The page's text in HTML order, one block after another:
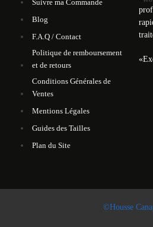
Suivre ma Commande
Blog
F.A.Q / Contact
Politique de remboursement
et de retours
Conditions Générales de
Ventes
Mentions Légales
Guides des Tailles
Plan du Site
«
©Housse